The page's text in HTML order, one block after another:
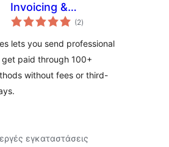
Invoicing &
Payment Requests
(2αξιολογήσεις
σύνολο
)
lets you send professional
get paid through 100+
without fees or third-
εγκαταστάσεις